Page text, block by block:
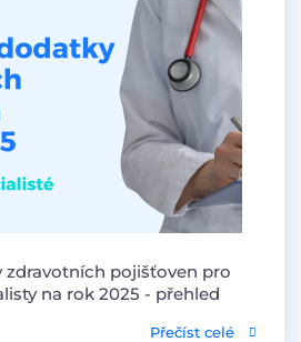
zdravotních pojišťoven pro
na rok 2025 - přehled
Přečíst celé